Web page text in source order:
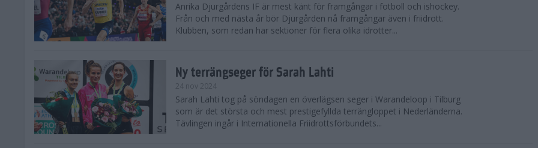
Anrika Djurgårdens IF är mest känt för framgångar i fotboll och ishockey.
Från och med nästa år bör Djurgården nå framgångar även i friidrott.
Klubben, som redan har sektioner för flera olika idrotter...
Ny terrängseger för Sarah Lahti
24 nov 2024
Sarah Lahti tog på söndagen en överlägsen seger i Warandeloop i Tilburg
som är det största och mest prestigefyllda terrängloppet i Nederländerna.
Tävlingen ingår i Internationella Friidrottsförbundets...